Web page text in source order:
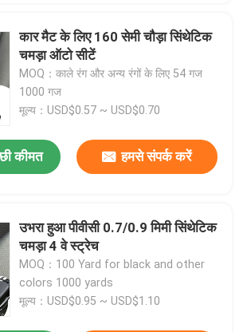
कार मैट के लिए 160 सेमी चौड़ा सिंथेटिक
चमड़ा ऑटो सीटें
MOQ：काले रंग और अन्य रंगों के लिए 54 गज
1000 गज
मूल्य：USD$0.57 ~ USD$0.70
कीमत हमसे संपर्क करें
उभरा हुआ पीवीसी 0.7/0.9 मिमी सिंथेटिक
चमड़ा 4 वे स्ट्रेच
MOQ：100 Yard for black and other
colors 1000 yards
मूल्य：USD$0.95 ~ USD$1.10